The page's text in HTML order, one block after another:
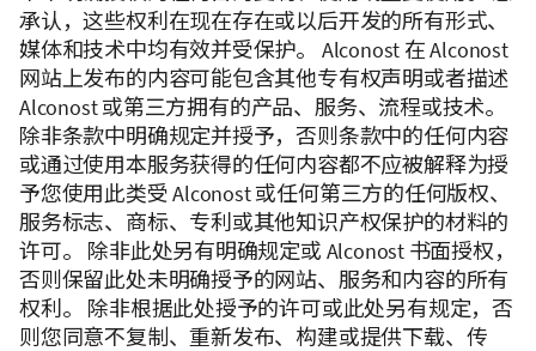
承认，这些权利在现在存在或以后开发的所有形式、
媒体和技术中均有效并受保护。 Alconost 在 Alconost
网站上发布的内容可能包含其他专有权声明或者描述
Alconost 或第三方拥有的产品、服务、流程或技术。
除非条款中明确规定并授予，否则条款中的任何内容
或通过使用本服务获得的任何内容都不应被解释为授
予您使用此类受 Alconost 或任何第三方的任何版权、
服务标志、商标、专利或其他知识产权保护的材料的
许可。 除非此处另有明确规定或 Alconost 书面授权，
否则保留此处未明确授予的网站、服务和内容的所有
权利。 除非根据此处授予的许可或此处另有规定，否
则您同意不复制、重新发布、构建或提供下载、传